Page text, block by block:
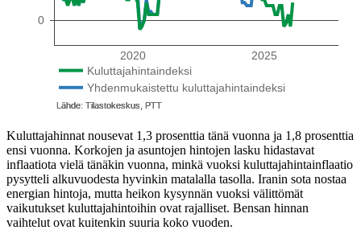
Kuluttajahinnat nousevat 1,3 prosenttia tänä vuonna ja 1,8 prosenttia
ensi vuonna. Korkojen ja asuntojen hintojen lasku hidastavat
inflaatiota vielä tänäkin vuonna, minkä vuoksi kuluttajahintainflaatio
pysytteli alkuvuodesta hyvinkin matalalla tasolla. Iranin sota nostaa
energian hintoja, mutta heikon kysynnän vuoksi välittömät
vaikutukset kuluttajahintoihin ovat rajalliset. Bensan hinnan
vaihtelut ovat kuitenkin suuria koko vuoden.